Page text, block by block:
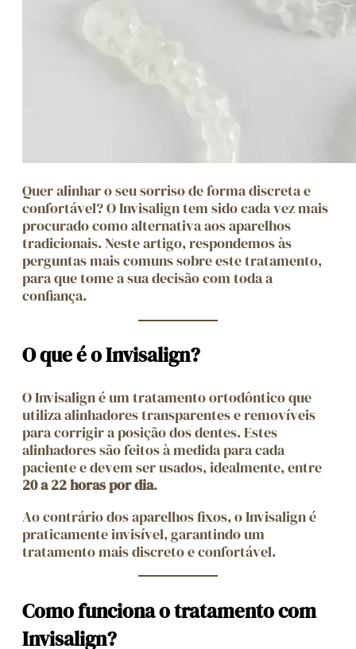
Quer alinhar o seu sorriso de forma discreta e
confortável? O Invisalign tem sido cada vez mais
procurado como alternativa aos aparelhos
tradicionais. Neste artigo, respondemos às
perguntas mais comuns sobre este tratamento,
para que tome a sua decisão com toda a
confiança.
O que é o Invisalign?
O Invisalign é um tratamento ortodôntico que
utiliza alinhadores transparentes e removíveis
para corrigir a posição dos dentes. Estes
alinhadores são feitos à medida para cada
paciente e devem ser usados, idealmente, entre
20 a 22 horas por dia.
Ao contrário dos aparelhos fixos, o Invisalign é
praticamente invisível, garantindo um
tratamento mais discreto e confortável.
Como funciona o tratamento com
Invisalign?